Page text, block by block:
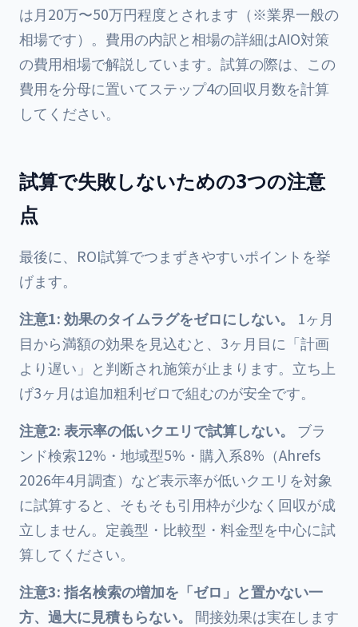
は月20万〜50万円程度とされます（※業界一般の
相場です）。費用の内訳と相場の詳細はAIO対策
の費用相場で解説しています。試算の際は、この
費用を分母に置いてステップ4の回収月数を計算
してください。
試算で失敗しないための3つの注意
点
最後に、ROI試算でつまずきやすいポイントを挙
げます。
注意1: 効果のタイムラグをゼロにしない。
1ヶ月
目から満額の効果を見込むと、3ヶ月目に「計画
より遅い」と判断され施策が止まります。立ち上
げ3ヶ月は追加粗利ゼロで組むのが安全です。
注意2: 表示率の低いクエリで試算しない。
ブラ
ンド検索12%・地域型5%・購入系8%（Ahrefs
2026年4月調査）など表示率が低いクエリを対象
に試算すると、そもそも引用枠が少なく回収が成
立しません。定義型・比較型・料金型を中心に試
算してください。
注意3: 指名検索の増加を「ゼロ」と置かない一
方、過大に見積もらない。
間接効果は実在します